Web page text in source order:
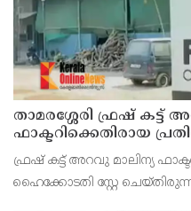
താമരശ്ശേരി ഫ്രഷ് കട്ട്
ഫാക്ടറിക്കെതിരായ
ഫ്രഷ് കട്ട് അറവു മാലിന്യ
ഹൈക്കോടതി സ്റ്റേ